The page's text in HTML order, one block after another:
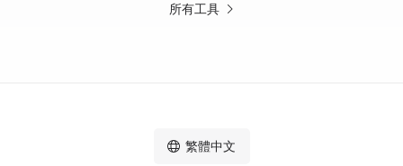
所有工具
繁體中文